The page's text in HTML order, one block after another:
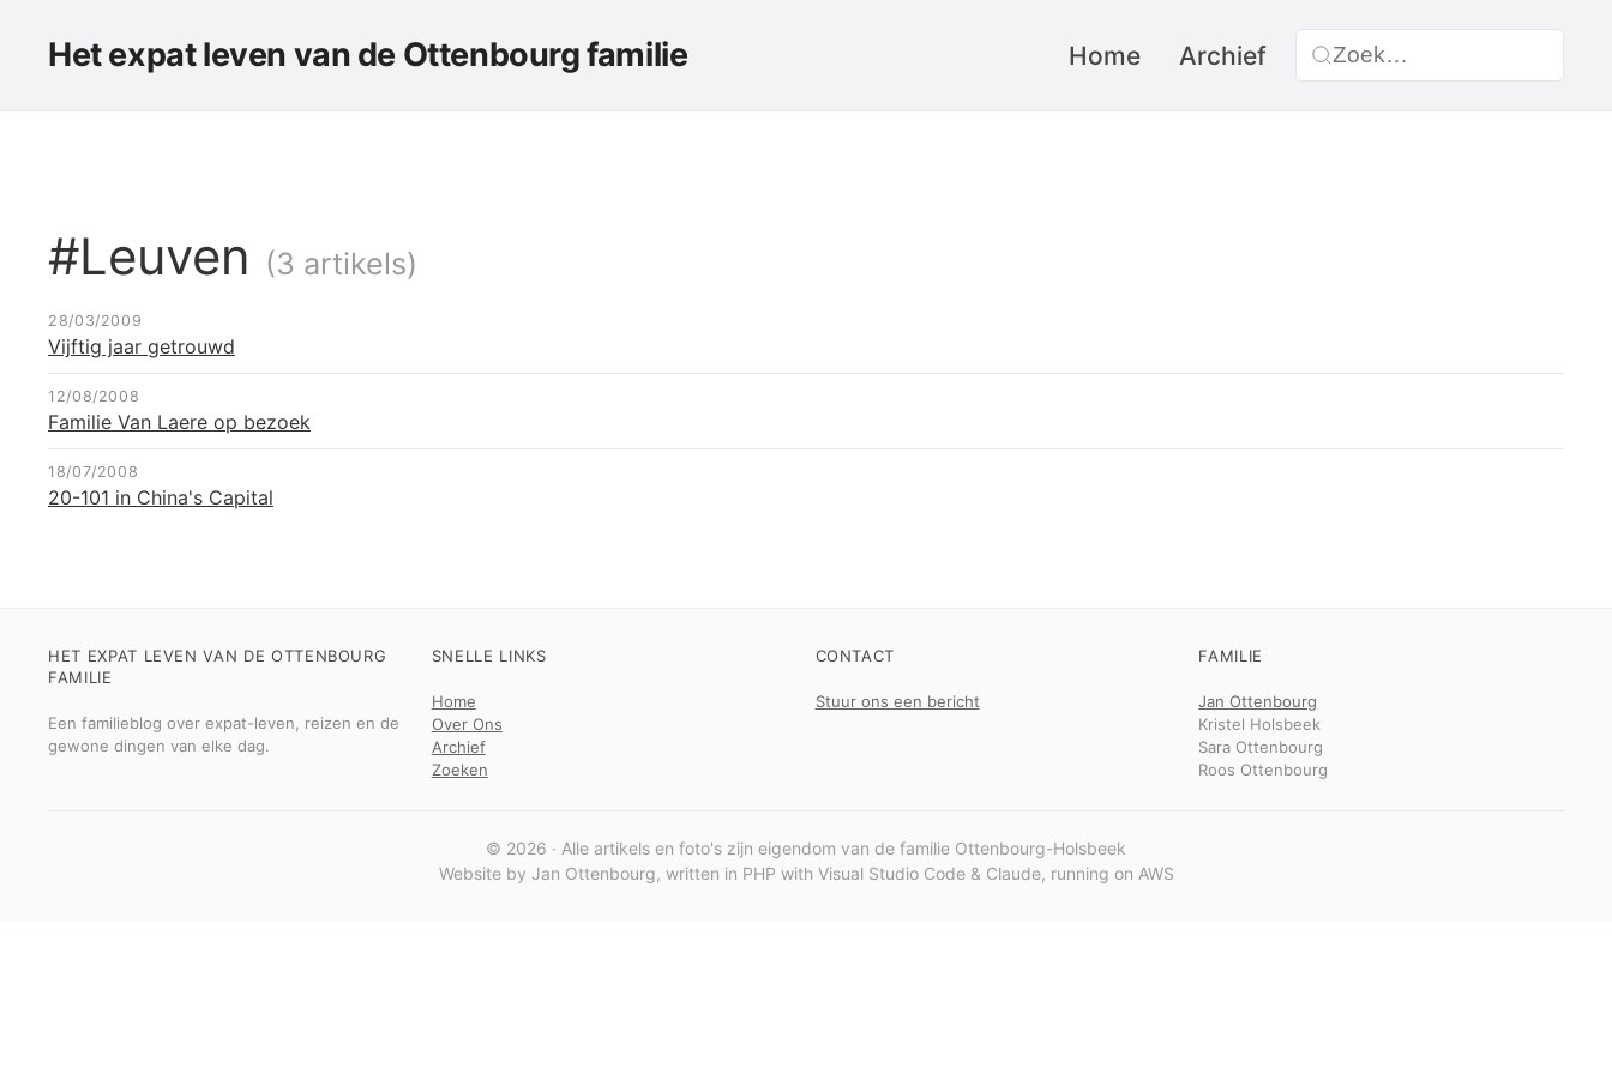
Het expat leven van de Ottenbourg familie Home Archief
#Leuven (3 artikels)
28/03/2009
Vijftig jaar getrouwd
12/08/2008
Familie Van Laere op bezoek
18/07/2008
20-101 in China's Capital
HET EXPAT LEVEN VAN DE OTTENBOURG
FAMILIE
Een familieblog over expat-leven, reizen en de
gewone dingen van elke dag.
SNELLE LINKS
Home
Over Ons
Archief
Zoeken
CONTACT
Stuur ons een bericht
FAMILIE
Jan Ottenbourg
Kristel Holsbeek
Sara Ottenbourg
Roos Ottenbourg
© 2026 · Alle artikels en foto's zijn eigendom van de familie Ottenbourg-Holsbeek
Website by Jan Ottenbourg, written in PHP with Visual Studio Code & Claude, running on AWS